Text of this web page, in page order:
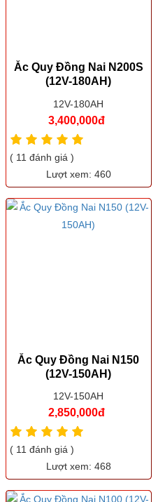
Ắc Quy Đồng Nai N200S
(12V-180AH)
12V-180AH
3,400,000đ
( 11 đánh giá )
Lượt xem: 460
Ắc Quy Đồng Nai N150
(12V-150AH)
12V-150AH
2,850,000đ
( 11 đánh giá )
Lượt xem: 468